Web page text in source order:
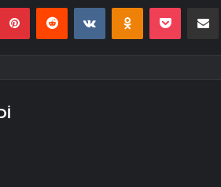
PinterestReddit VKontakteOdnoklassniki
Pocket